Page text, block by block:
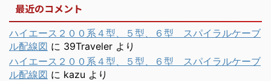
最近のコメント
ハイエース２００系４型、５型、６型 スパイラルケーブ
ル配線図 に 39Traveler より
ハイエース２００系４型、５型、６型 スパイラルケーブ
ル配線図 に kazu より